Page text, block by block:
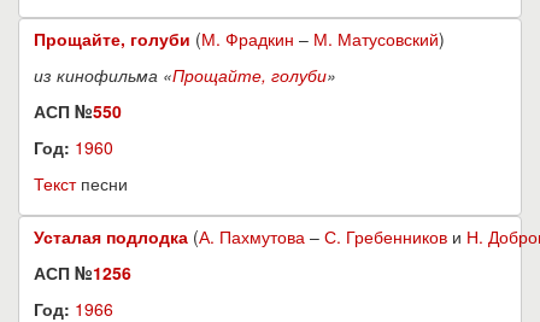
Прощайте, голуби (М. Фрадкин – М. Матусовский)
из кинофильма «Прощайте, голуби»
АСП №550
Год: 1960
Текстпесни
Усталая подлодка (А. Пахмутова – С. Гребенников и Н.
АСП №1256
Год: 1966